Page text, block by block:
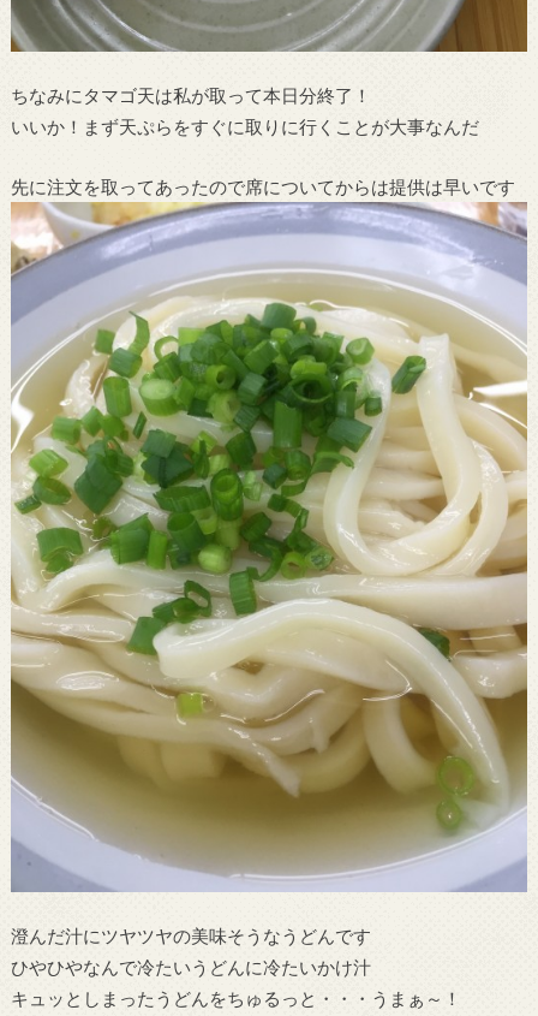
ちなみにタマゴ天は私が取って本日分終了！
いいか！まず天ぷらをすぐに取りに行くことが大事なんだ
先に注文を取ってあったので席についてからは提供は早いです
澄んだ汁にツヤツヤの美味そうなうどんです
ひやひやなんで冷たいうどんに冷たいかけ汁
キュッとしまったうどんをちゅるっと・・・うまぁ～！